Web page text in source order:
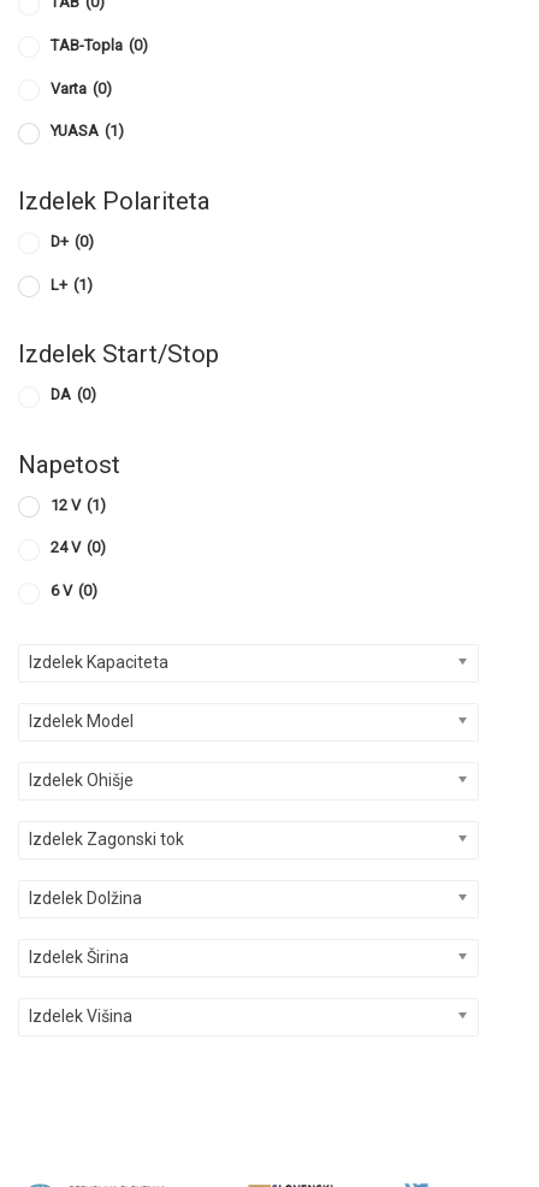
TAB-Topla (0)
Varta (0)
YUASA (1)
Izdelek Polariteta
D+ (0)
L+ (1)
Izdelek Start/Stop
DA (0)
Napetost
12 V (1)
24 V (0)
6 V (0)
Izdelek Kapaciteta
Izdelek Model
Izdelek Ohišje
Izdelek Zagonski tok
Izdelek Dolžina
Izdelek Širina
Izdelek Višina